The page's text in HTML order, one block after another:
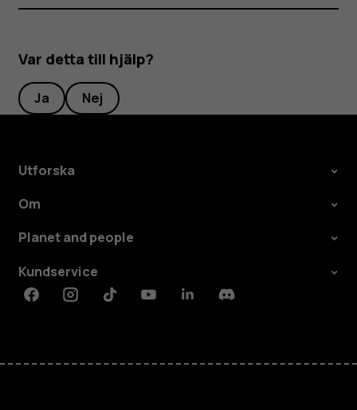
Var detta till hjälp?
Ja Nej
Utforska
Om
Planet and people
Kundservice
FacebookInstagramTiktokYoutubeLinkedinDiscord